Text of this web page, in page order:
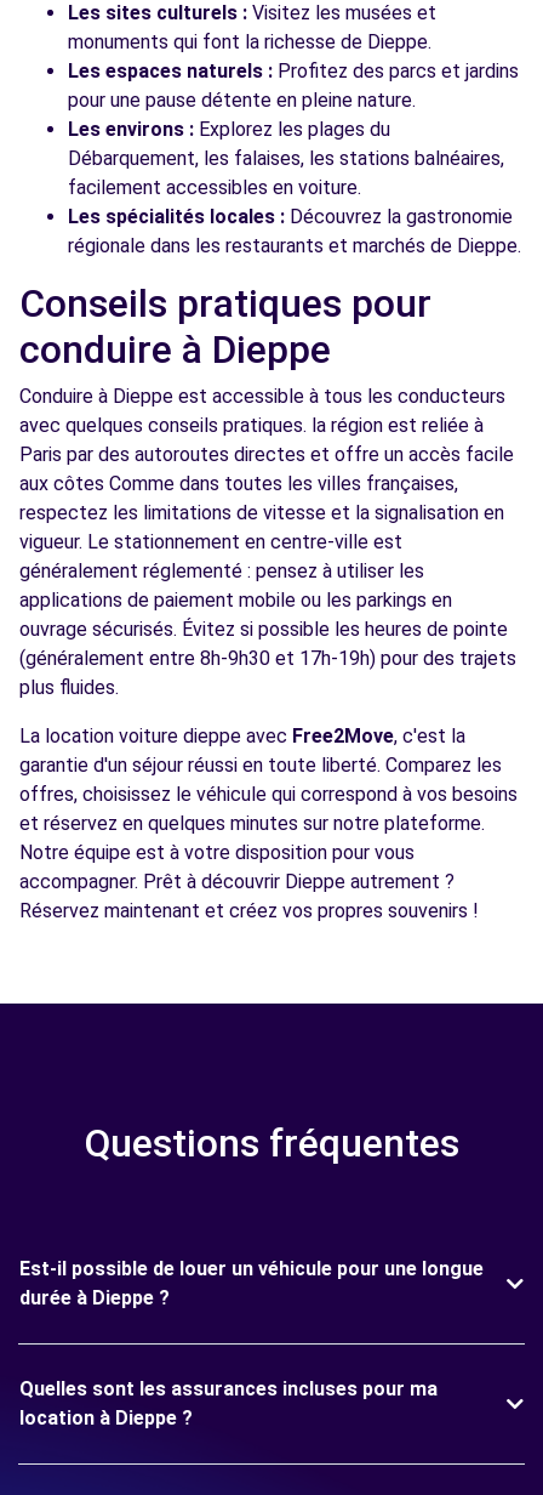
Les sites culturels : Visitez les musées et
monuments qui font la richesse de Dieppe.
Les espaces naturels : Profitez des parcs et jardins
pour une pause détente en pleine nature.
Les environs : Explorez les plages du
Débarquement, les falaises, les stations balnéaires,
facilement accessibles en voiture.
Les spécialités locales : Découvrez la gastronomie
régionale dans les restaurants et marchés de Dieppe.
Conseils pratiques pour
conduire à Dieppe
Conduire à Dieppe est accessible à tous les conducteurs
avec quelques conseils pratiques. la région est reliée à
Paris par des autoroutes directes et offre un accès facile
aux côtes Comme dans toutes les villes françaises,
respectez les limitations de vitesse et la signalisation en
vigueur. Le stationnement en centre-ville est
généralement réglementé : pensez à utiliser les
applications de paiement mobile ou les parkings en
ouvrage sécurisés. Évitez si possible les heures de pointe
(généralement entre 8h-9h30 et 17h-19h) pour des trajets
plus fluides.
La location voiture dieppe avec Free2Move, c'est la
garantie d'un séjour réussi en toute liberté. Comparez les
offres, choisissez le véhicule qui correspond à vos besoins
et réservez en quelques minutes sur notre plateforme.
Notre équipe est à votre disposition pour vous
accompagner. Prêt à découvrir Dieppe autrement ?
Réservez maintenant et créez vos propres souvenirs !
Questions fréquentes
Est-il possible de louer un véhicule pour une longue
durée à Dieppe ?
Quelles sont les assurances incluses pour ma
location à Dieppe ?